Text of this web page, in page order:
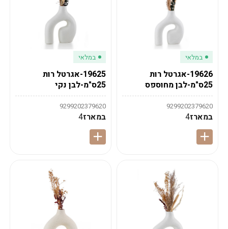
במלאי
19626-אגרטל רות
25ס"מ-לבן מחוספס
9299202379620
במארז4
במלאי
19625-אגרטל רות
25ס"מ-לבן נקי
9299202379620
במארז4